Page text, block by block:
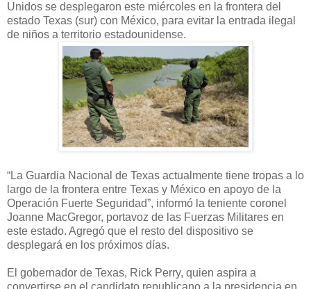
Unidos se desplegaron este miércoles en la frontera del
estado Texas (sur) con México, para evitar la entrada ilegal
de niños a territorio estadounidense.
“La Guardia Nacional de Texas actualmente tiene tropas a lo
largo de la frontera entre Texas y México en apoyo de la
Operación Fuerte Seguridad”, informó la teniente coronel
Joanne MacGregor, portavoz de las Fuerzas Militares en
este estado. Agregó que el resto del dispositivo se
desplegará en los próximos días.
El gobernador de Texas, Rick Perry, quien aspira a